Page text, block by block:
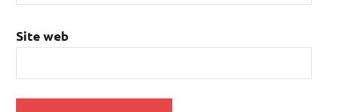
Site web